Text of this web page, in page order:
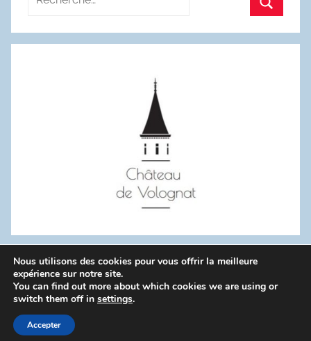
:
WordPress Theme: Donovan by ThemeZee.
Politique de confidentialité
Nous utilisons des cookies pour vous offrir la meilleure
expérience sur notre site.
You can find out more about which cookies we are using or
switch them off in settings.
Accepter